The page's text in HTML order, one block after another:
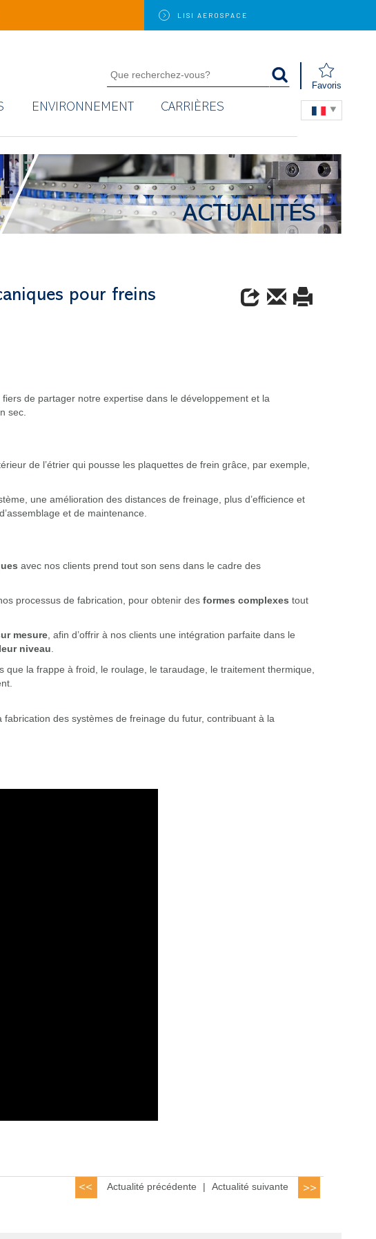
LISI AEROSPACE
Favoris
ENVIRONNEMENT
CARRIÈRES
ACTUALITÉS
pour freins
de partager notre expertise dans le développement et la
sec.
de l’étrier qui pousse les plaquettes de frein grâce, par exemple,
une amélioration des distances de freinage, plus d’efficience et
et de maintenance.
avec nos clients prend tout son sens dans le cadre des
processus de fabrication, pour obtenir des formes complexes tout
mesure , afin d’offrir à nos clients une intégration parfaite dans le
niveau
la frappe à froid, le roulage, le taraudage, le traitement thermique,
des systèmes de freinage du futur, contribuant à la
Actualité précédente | Actualité suivante